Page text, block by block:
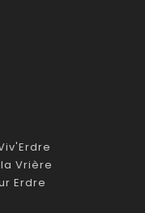
Vrière
Erdre